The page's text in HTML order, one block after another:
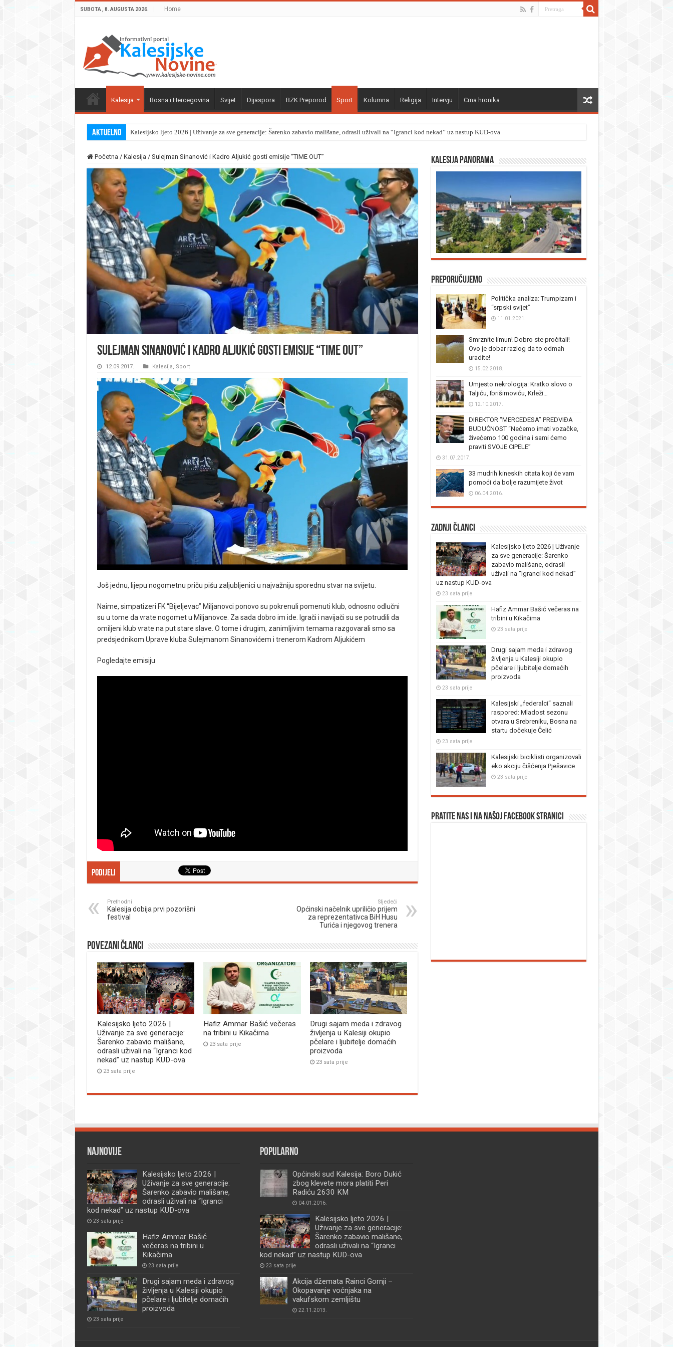
SUBOTA , 8. AUGUSTA 2026. Home
Kalesija Bosna i Hercegovina Svijet Dijaspora BZK Preporod Sport Kolumna Religija Intervju Crna hronika
Aktuelno Kalesijsko ljeto 2026 | Uživanje za sve generacije: Šarenko zabavio mališane, odrasli uživali na “Igranci kod nekad” uz nastup KUD-ova
Početna / Kalesija / Sulejman Sinanović i Kadro Aljukić gosti emisije “TIME OUT”
Sulejman Sinanović i Kadro Aljukić gosti emisije “TIME OUT”
12.09.2017. Kalesija, Sport
Još jednu, lijepu nogometnu priču pišu zaljubljenici u najvažniju sporednu stvar na svijetu.
Naime, simpatizeri FK “Bijeljevac” Miljanovci ponovo su pokrenuli pomenuti klub, odnosno odlučni
su u tome da vrate nogomet u Miljanovce. Za sada dobro im ide. Igrači i navijači su se potrudili da
omiljeni klub vrate na put stare slave. O tome i drugim, zanimljivim temama razgovarali smo sa
predsjednikom Uprave kluba Sulejmanom Sinanovićem i trenerom Kadrom Aljukićem
Pogledajte emisiju
Podijeli
Prethodni
Kalesija dobija prvi pozorišni
festival
Sljedeći
Općinski načelnik upriličio prijem
za reprezentativca BiH Husu
Turića i njegovog trenera
Povezani članci
Kalesijsko ljeto 2026 |
Uživanje za sve generacije:
Šarenko zabavio mališane,
odrasli uživali na “Igranci kod
nekad” uz nastup KUD-ova
23 sata prije
Hafiz Ammar Bašić večeras
na tribini u Kikačima
23 sata prije
Drugi sajam meda i zdravog
življenja u Kalesiji okupio
pčelare i ljubitelje domaćih
proizvoda
23 sata prije
Kalesija panorama
Preporučujemo
Politička analiza: Trumpizam i
“srpski svijet”
11.01.2021.
Smrznite limun! Dobro ste pročitali!
Ovo je dobar razlog da to odmah
uradite!
15.02.2018.
Umjesto nekrologija: Kratko slovo o
Taljiću, Ibrišimoviću, Krleži…
12.10.2017.
DIREKTOR “MERCEDESA” PREDVIĐA
BUDUĆNOST “Nećemo imati vozačke,
živećemo 100 godina i sami ćemo
praviti SVOJE CIPELE”
31.07.2017.
33 mudrih kineskih citata koji će vam
pomoći da bolje razumijete život
06.04.2016.
Zadnji članci
Kalesijsko ljeto 2026 | Uživanje
za sve generacije: Šarenko
zabavio mališane, odrasli
uživali na “Igranci kod nekad”
uz nastup KUD-ova
23 sata prije
Hafiz Ammar Bašić večeras na
tribini u Kikačima
23 sata prije
Drugi sajam meda i zdravog
življenja u Kalesiji okupio
pčelare i ljubitelje domaćih
proizvoda
23 sata prije
Kalesijski „federalci“ saznali
raspored: Mladost sezonu
otvara u Srebreniku, Bosna na
startu dočekuje Čelić
23 sata prije
Kalesijski biciklisti organizovali
eko akciju čišćenja Pješavice
23 sata prije
Pratite nas i na našoj facebook stranici
Najnovije
Kalesijsko ljeto 2026 |
Uživanje za sve generacije:
Šarenko zabavio mališane,
odrasli uživali na “Igranci
kod nekad” uz nastup KUD-ova
23 sata prije
Hafiz Ammar Bašić
večeras na tribini u
Kikačima
23 sata prije
Drugi sajam meda i zdravog
življenja u Kalesiji okupio
pčelare i ljubitelje domaćih
proizvoda
23 sata prije
Popularno
Općinski sud Kalesija: Boro Dukić
zbog klevete mora platiti Peri
Radiću 2630 KM
04.01.2016.
Kalesijsko ljeto 2026 |
Uživanje za sve generacije:
Šarenko zabavio mališane,
odrasli uživali na “Igranci
kod nekad” uz nastup KUD-ova
23 sata prije
Akcija džemata Rainci Gornji –
Okopavanje voćnjaka na
vakufskom zemljištu
22.11.2013.